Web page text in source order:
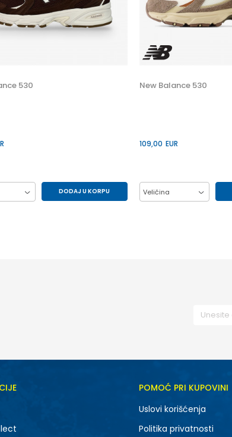
530
DODAJ U KORPU
New Balance 530
109,00 EUR
Veličina
POMOĆ PRI KUPOVINI
Uslovi korišćenja
Politika privatnosti